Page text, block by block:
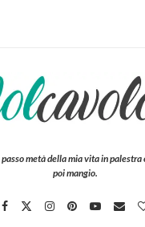
metà della mia vita in
poi mangio.